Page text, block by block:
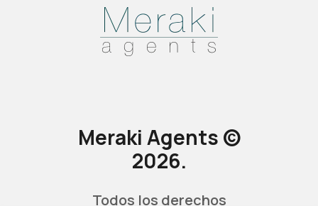
Meraki Agents ©
2026.
Todos los derechos